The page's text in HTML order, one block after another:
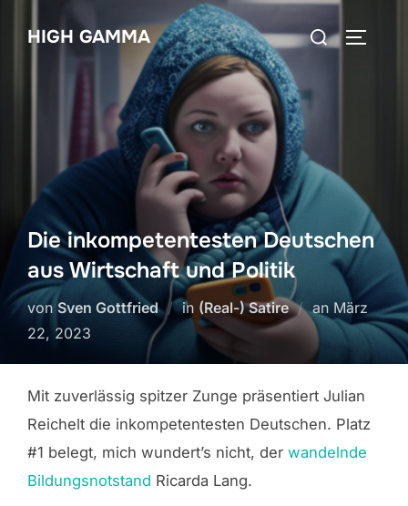
InhaltHIGH GAMMA
Suchen
nach:
Die inkompetentesten Deutschen
aus Wirtschaft und Politik
von Sven Gottfried in (Real-) Satire an
am
März
22, 2023
Mit zuverlässig spitzer Zunge präsentiert Julian
Reichelt die inkompetentesten Deutschen. Platz
#1 belegt, mich wundert’s nicht, der wandelnde
Bildungsnotstand Ricarda Lang.